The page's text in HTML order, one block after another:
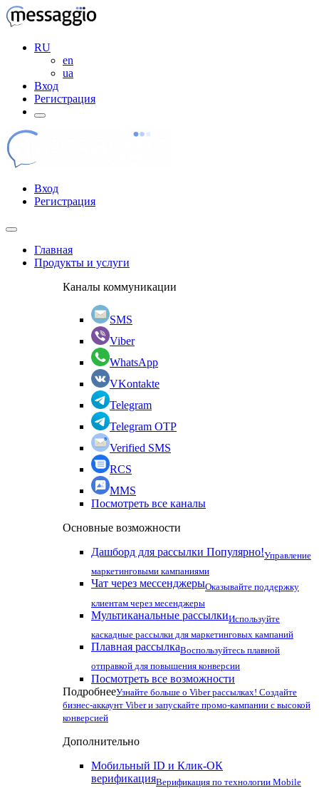
RU
en
ua
Вход
Регистрация
Вход
Регистрация
Главная
Продукты и услуги
Каналы коммуникации
SMS
Viber
WhatsApp
VKontakte
Telegram
Telegram OTP
Verified SMS
RCS
MMS
Посмотреть все каналы
Основные возможности
Дашборд для рассылки Популярно!Управление
маркетинговыми кампаниями
Чат через мессенджерыОказывайте поддержку
клиентам через месенджеры
Мультиканальные рассылкиИспользуйте
каскадные рассылки для маркетинговых кампаний
Плавная рассылкаВоспользуйтесь плавной
отправкой для повышения конверсии
Посмотреть все возможности
ПодробнееУзнайте больше о Viber рассылках! Создайте
бизнес-аккаунт Viber и запускайте промо-кампании с высокой
конверсией
Дополнительно
Мобильный ID и Клик-ОК
верификацияВерификация по технологии Mobile